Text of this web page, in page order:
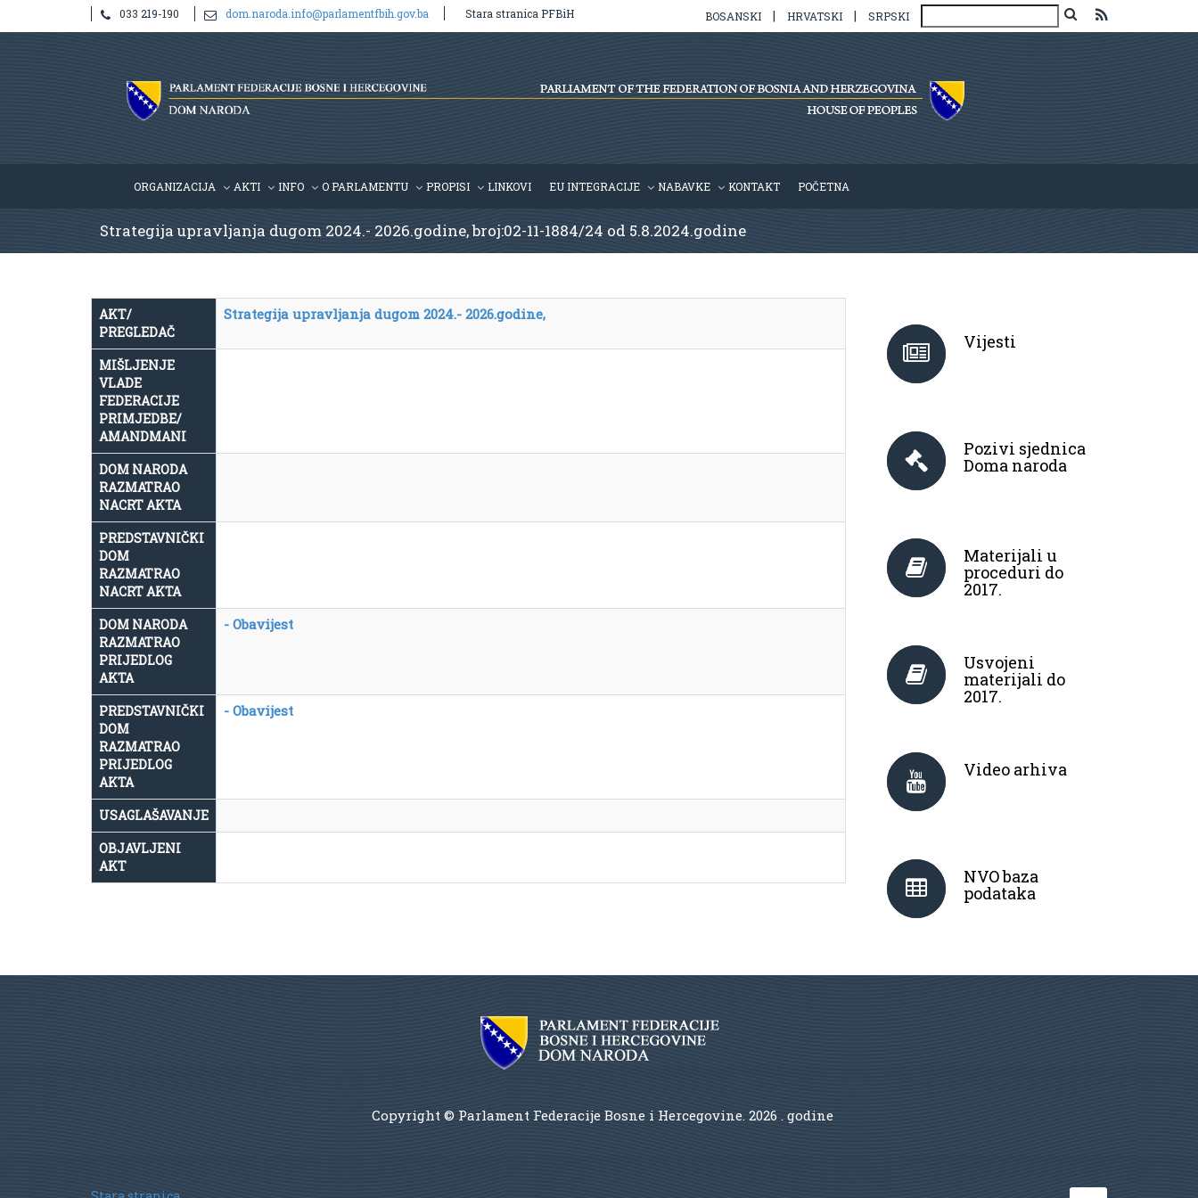
033 219-190 dom.naroda.info@parlamentfbih.gov.ba Stara stranica PFBiH BOSANSKI | HRVATSKI | SRPSKI
ORGANIZACIJA AKTI INFO O PARLAMENTU PROPISI LINKOVI EU INTEGRACIJE NABAVKE KONTAKT POČETNA
Strategija upravljanja dugom 2024.- 2026.godine, broj:02-11-1884/24 od 5.8.2024.godine
AKT/
PREGLEDAČ
Strategija upravljanja dugom 2024.- 2026.godine,
MIŠLJENJE
VLADE
FEDERACIJE
PRIMJEDBE/
AMANDMANI
DOM NARODA
RAZMATRAO
NACRT AKTA
PREDSTAVNIČKI
DOM
RAZMATRAO
NACRT AKTA
DOM NARODA
RAZMATRAO
PRIJEDLOG
AKTA
- Obavijest
PREDSTAVNIČKI
DOM
RAZMATRAO
PRIJEDLOG
AKTA
- Obavijest
USAGLAŠAVANJE
OBJAVLJENI
AKT
Vijesti
Pozivi sjednica
Doma naroda
Materijali u
proceduri do
2017.
Usvojeni
materijali do
2017.
Video arhiva
NVO baza
podataka
Copyright © Parlament Federacije Bosne i Hercegovine. 2026 . godine